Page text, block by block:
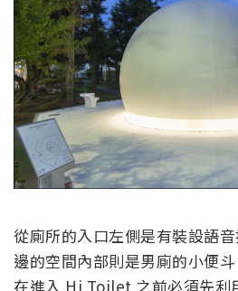
從廁所的入口左側是有裝設語
邊的空間內部則是男廁的小便
在進入 Hi Toilet 之前必須先利